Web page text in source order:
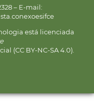
– E-mail:
está licenciada
(CC BY-NC-SA 4.0).